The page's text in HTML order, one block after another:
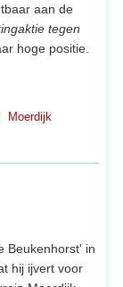
aan de
tegen
hoge positie.
Moerdijk
Beukenhorst' in
hij ijvert voor